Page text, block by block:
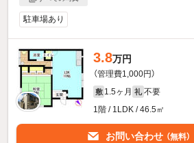
駐車場あり
3.8万円
（管理費1,000円）
敷 1.5ヶ月 礼 不要
1階 / 1LDK / 46.5㎡
お問い合わせ （無料）